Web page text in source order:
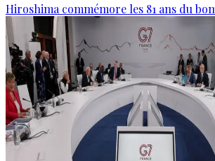
Hiroshima commémore les 81 ans du